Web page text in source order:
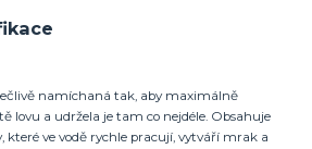
namíchaná tak, aby maximálně
lovu a udržela je tam co nejdéle. Obsahuje
ve vodě rychle pracují, vytváří mrak a